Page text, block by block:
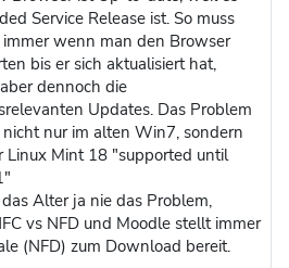
Service Release ist. So muss
wenn man den Browser
bis er sich aktualisiert hat,
dennoch die
Updates. Das Problem
nur im alten Win7, sondern
Linux Mint 18 "supported until
Alter ja nie das Problem,
vs NFD und Moodle stellt immer
(NFD) zum Download bereit.